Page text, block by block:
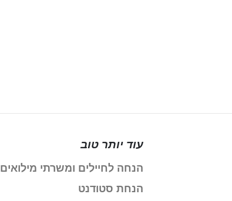
עוד יותר טוב
הנחה לחיילים ומשרתי מילואים
הנחת סטודנט